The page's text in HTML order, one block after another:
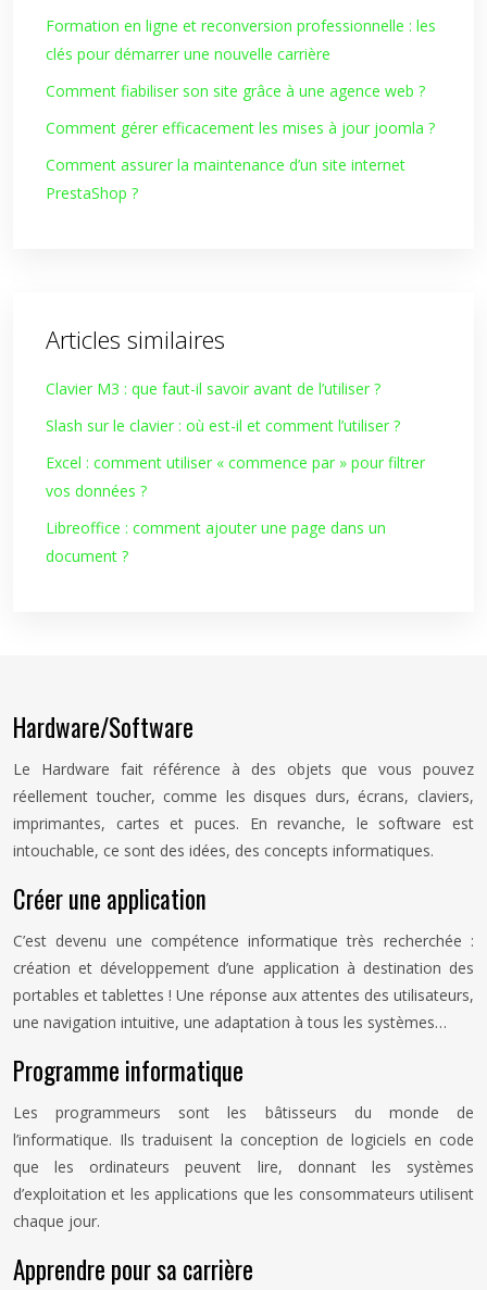
Formation en ligne et reconversion professionnelle : les
clés pour démarrer une nouvelle carrière
Comment fiabiliser son site grâce à une agence web ?
Comment gérer efficacement les mises à jour joomla ?
Comment assurer la maintenance d’un site internet
PrestaShop ?
Articles similaires
Clavier M3 : que faut-il savoir avant de l’utiliser ?
Slash sur le clavier : où est-il et comment l’utiliser ?
Excel : comment utiliser « commence par » pour filtrer
vos données ?
Libreoffice : comment ajouter une page dans un
document ?
Hardware/Software
Le Hardware fait référence à des objets que vous pouvez
réellement toucher, comme les disques durs, écrans, claviers,
imprimantes, cartes et puces. En revanche, le software est
intouchable, ce sont des idées, des concepts informatiques.
Créer une application
C’est devenu une compétence informatique très recherchée :
création et développement d’une application à destination des
portables et tablettes ! Une réponse aux attentes des utilisateurs,
une navigation intuitive, une adaptation à tous les systèmes…
Programme informatique
Les programmeurs sont les bâtisseurs du monde de
l’informatique. Ils traduisent la conception de logiciels en code
que les ordinateurs peuvent lire, donnant les systèmes
d’exploitation et les applications que les consommateurs utilisent
chaque jour.
Apprendre pour sa carrière